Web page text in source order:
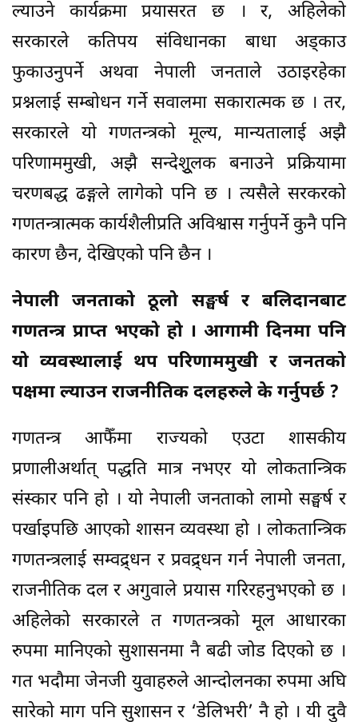
ल्याउने कार्यक्रमा प्रयासरत छ । र, अहिलेको
सरकारले कतिपय संविधानका बाधा अड्काउ
फुकाउनुपर्ने अथवा नेपाली जनताले उठाइरहेका
प्रश्नलाई सम्बोधन गर्ने सवालमा सकारात्मक छ । तर,
सरकारले यो गणतन्त्रको मूल्य, मान्यतालाई अझै
परिणाममुखी, अझै सन्देशूुलक बनाउने प्रक्रियामा
चरणबद्ध ढङ्गले लागेको पनि छ । त्यसैले सरकरको
गणतन्त्रात्मक कार्यशैलीप्रति अविश्वास गर्नुपर्ने कुनै पनि
कारण छैन, देखिएको पनि छैन ।
नेपाली जनताको ठूलो सङ्घर्ष र बलिदानबाट
गणतन्त्र प्राप्त भएको हो । आगामी दिनमा पनि
यो व्यवस्थालाई थप परिणाममुखी र जनतको
पक्षमा ल्याउन राजनीतिक दलहरुले के गर्नुपर्छ ?
गणतन्त्र आफैँमा राज्यको एउटा शासकीय
प्रणालीअर्थात् पद्धति मात्र नभएर यो लोकतान्त्रिक
संस्कार पनि हो । यो नेपाली जनताको लामो सङ्घर्ष र
पर्खाइपछि आएको शासन व्यवस्था हो । लोकतान्त्रिक
गणतन्त्रलाई सम्वद्र्धन र प्रवद्र्धन गर्न नेपाली जनता,
राजनीतिक दल र अगुवाले प्रयास गरिरहनुभएको छ ।
अहिलेको सरकारले त गणतन्त्रको मूल आधारका
रुपमा मानिएको सुशासनमा नै बढी जोड दिएको छ ।
गत भदौमा जेनजी युवाहरुले आन्दोलनका रुपमा अघि
सारेको माग पनि सुशासन र ‘डेलिभरी’ नै हो । यी दुवै